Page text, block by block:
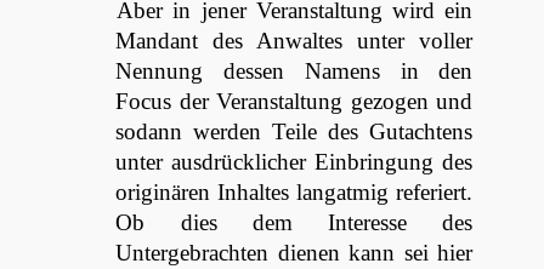
Aber in jener Veranstaltung wird ein
Mandant des Anwaltes unter voller
Nennung dessen Namens in den
Focus der Veranstaltung gezogen und
sodann werden Teile des Gutachtens
unter ausdrücklicher Einbringung des
originären Inhaltes langatmig referiert.
Ob dies dem Interesse des
Untergebrachten dienen kann sei hier